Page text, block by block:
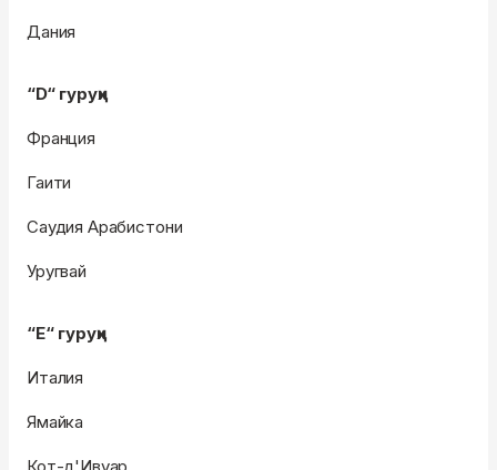
Дания
“D“ гуруҳи
Франция
Гаити
Саудия Арабистони
Уругвай
“E“ гуруҳи
Италия
Ямайка